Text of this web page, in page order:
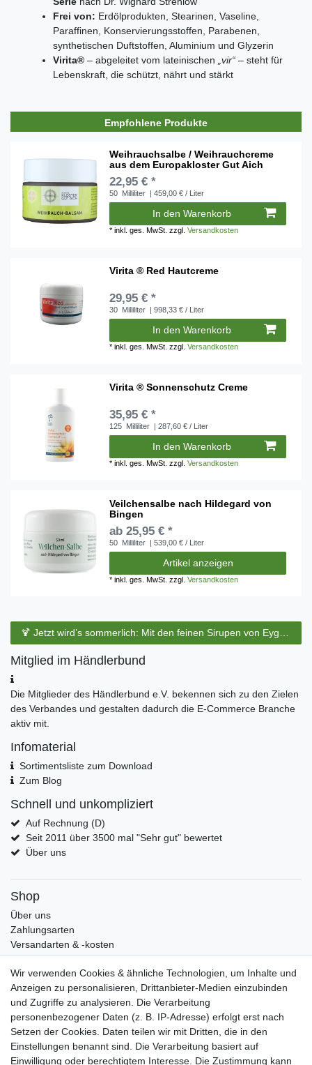
Frei von: Erdölprodukten, Stearinen, Vaseline,
Paraffinen, Konservierungsstoffen, Parabenen,
synthetischen Duftstoffen, Aluminium und Glyzerin
Virita® – abgeleitet vom lateinischen „vir“ – steht für
Lebenskraft, die schützt, nährt und stärkt
Empfohlene Produkte
Weihrauchsalbe / Weihrauchcreme
aus dem Europakloster Gut Aich
22,95 € *
50 Milliliter | 459,00 € / Liter
In den Warenkorb
*inkl. ges. MwSt. zzgl.Versandkosten
Virita ® Red Hautcreme
29,95 € *
30 Milliliter | 998,33 € / Liter
In den Warenkorb
*inkl. ges. MwSt. zzgl.Versandkosten
Virita ® Sonnenschutz Creme
35,95 € *
125 Milliliter | 287,60 € / Liter
In den Warenkorb
*inkl. ges. MwSt. zzgl.Versandkosten
Veilchensalbe nach Hildegard von
Bingen
ab 25,95 € *
50 Milliliter | 539,00 € / Liter
Artikel anzeigen
*inkl. ges. MwSt. zzgl.Versandkosten
🍹 Jetzt wird’s sommerlich: Mit den feinen Sirupen von Eyguebelle entstehen erfrischende Cocktails und köstliche Sommerdrinks.
Mitglied im Händlerbund
Die Mitglieder des Händlerbund e.V. bekennen sich zu den Zielen
des Verbandes und gestalten dadurch die E-Commerce Branche
aktiv mit.
Infomaterial
Sortimentsliste zum Download
Zum Blog
Schnell und unkompliziert
Auf Rechnung (D)
Seit 2011 über 3500 mal "Sehr gut" bewertet
Über uns
Shop
Über uns
Zahlungsarten
Versandarten & -kosten
Widerrufsrecht
Warenkorb
Zur Kasse
Mein Konto
Kundenkonto eröffnen
Im Kundenkonto anmelden
Wunschliste
Wir verwenden Cookies & ähnliche Technologien, um Inhalte und
Anzeigen zu personalisieren, Drittanbieter-Medien einzubinden
und Zugriffe zu analysieren. Die Verarbeitung
personenbezogener Daten (z. B. IP-Adresse) erfolgt erst nach
Setzen der Cookies. Daten teilen wir mit Dritten, die in den
Einstellungen benannt sind. Die Verarbeitung basiert auf
Einwilligung oder berechtigtem Interesse. Die Zustimmung kann